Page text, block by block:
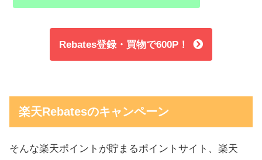
Rebates登録・買物で600P！
楽天Rebatesのキャンペーン
そんな楽天ポイントが貯まるポイントサイト、楽天